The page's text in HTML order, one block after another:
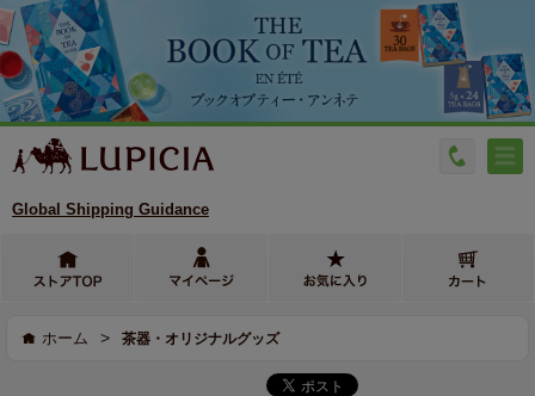
Global Shipping Guidance
ホーム > 茶器・オリジナルグッズ